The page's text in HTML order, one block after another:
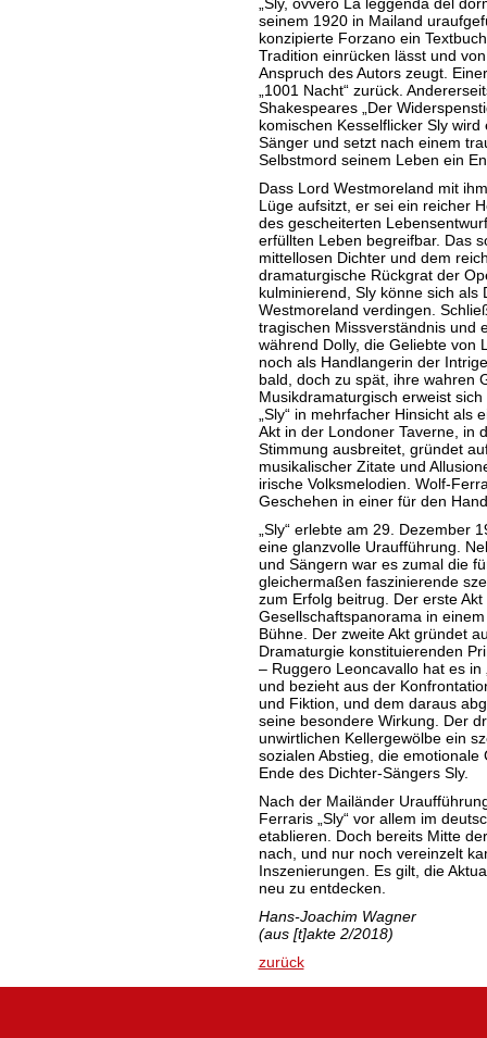
seinem 1920 in Mailand
konzipierte Forzano ein
Tradition einrücken lässt und
Anspruch des Autors zeugt.
„1001 Nacht“ zurück.
Shakespeares „Der
komischen Kesselflicker Sly
Sänger und setzt nach einem
Selbstmord seinem Leben ein
Dass Lord Westmoreland mit
Lüge aufsitzt, er sei ein reicher
des gescheiterten
erfüllten Leben begreifbar. Das
mittellosen Dichter und dem
dramaturgische Rückgrat der
kulminierend, Sly könne sich
Westmoreland verdingen.
tragischen Missverständnis und
während Dolly, die Geliebte von
noch als Handlangerin der
bald, doch zu spät, ihre wahren
Musikdramaturgisch erweist
„Sly“ in mehrfacher Hinsicht als
Akt in der Londoner Taverne, in
Stimmung ausbreitet, gründet
musikalischer Zitate und
irische Volksmelodien. Wolf-
Geschehen in einer für den
„Sly“ erlebte am 29. Dezember
eine glanzvolle Uraufführung.
und Sängern war es zumal die
gleichermaßen faszinierende
zum Erfolg beitrug. Der erste
Gesellschaftspanorama in
Bühne. Der zweite Akt gründet
Dramaturgie konstituierenden
– Ruggero Leoncavallo hat es in
und bezieht aus der
und Fiktion, und dem daraus
seine besondere Wirkung. Der
unwirtlichen Kellergewölbe ein
sozialen Abstieg, die
Ende des Dichter-Sängers Sly.
Nach der Mailänder
Ferraris „Sly“ vor allem im
etablieren. Doch bereits Mitte
nach, und nur noch vereinzelt
Inszenierungen. Es gilt, die
neu zu entdecken.
Hans-Joachim Wagner
(aus [t]akte 2/2018)
zurück